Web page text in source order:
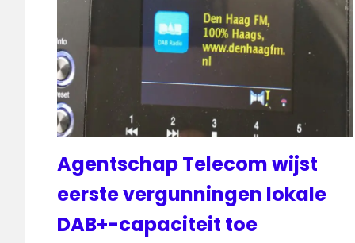
Agentschap Telecom wijst
eerste vergunningen lokale
DAB+-capaciteit toe